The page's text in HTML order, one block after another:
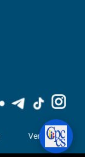
Ventanilla